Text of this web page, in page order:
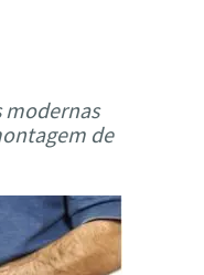
modernas
de